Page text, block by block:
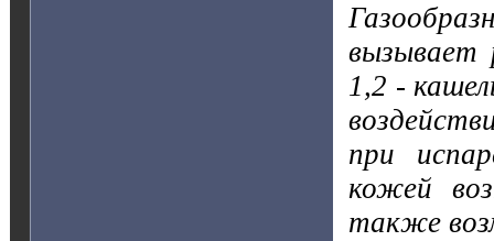
вызывает
1,2 -
при
кожей
также